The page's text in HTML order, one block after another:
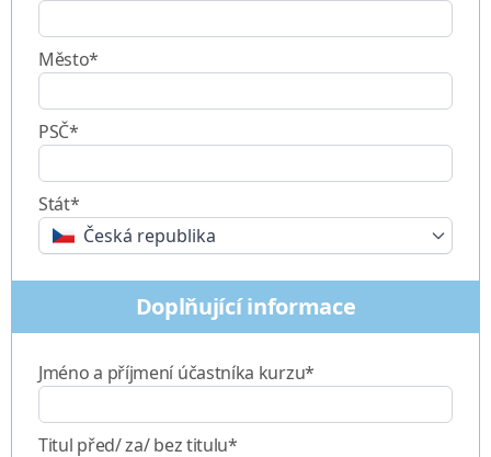
Město*
PSČ*
Stát*
Česká republika
Doplňující informace
Jméno a příjmení účastníka kurzu*
Titul před/ za/ bez titulu*